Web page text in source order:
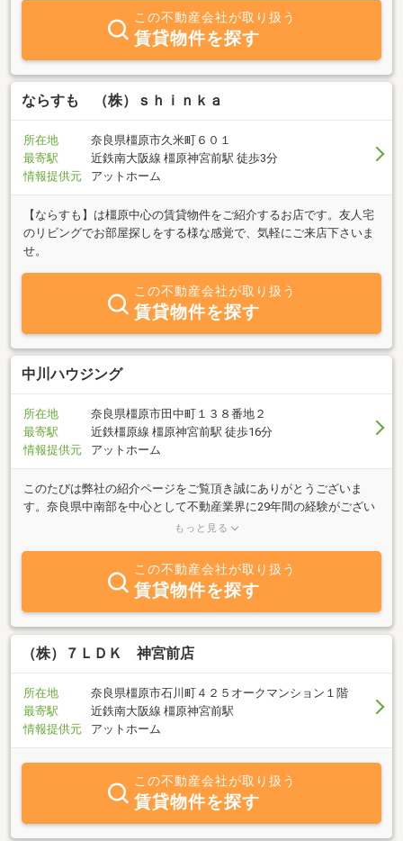
方は購入希望者をお探しし、動産撤去や建物解体、ご成約まで。物
件買取もおこなってます。一人の担当が最後までお付き合いさせて
頂きます。一部屋のリフォームだけの簡単なものから建て替えなど
さまざまなご要望にお応えします。ご相談は無料ですのでお気軽に
お問合せ下さい。お越し頂く際はお客様と打ち合わせをしている時
が多いので先にご一報ください。
この不動産会社が取り扱う
賃貸物件を探す
ならすも （株）ｓｈｉｎｋａ
所在地
奈良県橿原市久米町６０１
最寄駅
近鉄南大阪線 橿原神宮前駅 徒歩3分
情報提供元
アットホーム
【ならすも】は橿原中心の賃貸物件をご紹介するお店です。友人宅
のリビングでお部屋探しをする様な感覚で、気軽にご来店下さいま
せ。
この不動産会社が取り扱う
賃貸物件を探す
中川ハウジング
所在地
奈良県橿原市田中町１３８番地２
最寄駅
近鉄橿原線 橿原神宮前駅 徒歩16分
情報提供元
アットホーム
このたびは弊社の紹介ページをご覧頂き誠にありがとうございま
す。奈良県中南部を中心として不動産業界に29年間の経験がござい
ます。この間、約１０００件を超える不動産売買の取引に携わって
ます。お客様との出会いはご縁だと思っておりますので大切なお客
様の人生のポイントで良きご相談相手となれるように誠心誠意がん
ばります。中古戸建・新築戸建・土地・中古マンション・賃貸・リ
フォームの事ならお任せ下さい。売却相談・購入相談、買替相談・
査定は無料です。奈良県・大阪府での売却・購入・住替え希望なら
お気軽にご相談下さい。ご連絡お待ちしております。
もっと見る
この不動産会社が取り扱う
賃貸物件を探す
（株）７ＬＤＫ 神宮前店
所在地
奈良県橿原市石川町４２５オークマンション１階
最寄駅
近鉄南大阪線 橿原神宮前駅
情報提供元
アットホーム
この不動産会社が取り扱う
賃貸物件を探す